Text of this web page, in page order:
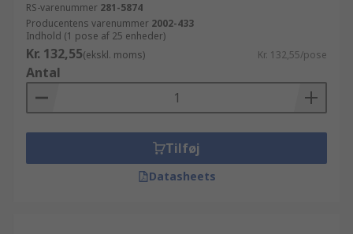
RS-varenummer 281-5874
Producentens varenummer 2002-433
Indhold (1 pose af 25 enheder)
Kr. 132,55(ekskl. moms) Kr. 132,55/pose
Antal
Tilføj
Datasheets